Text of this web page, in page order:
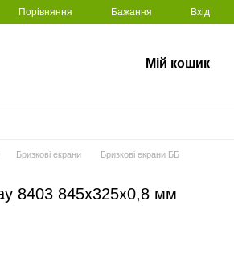
Порівняння Бажання Вхід
Мій кошик
Бризкові екрани
Бризкові екрани ББ
8403 845х325х0,8 мм